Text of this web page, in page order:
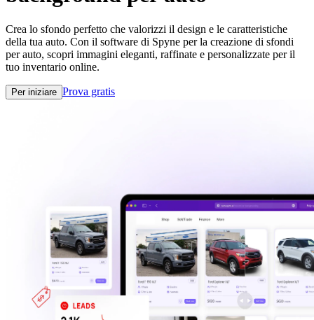
Crea lo sfondo perfetto che valorizzi il design e le caratteristiche
della tua auto. Con il software di Spyne per la creazione di sfondi
per auto, scopri immagini eleganti, raffinate e personalizzate per il
tuo inventario online.
Per iniziare Prova gratis